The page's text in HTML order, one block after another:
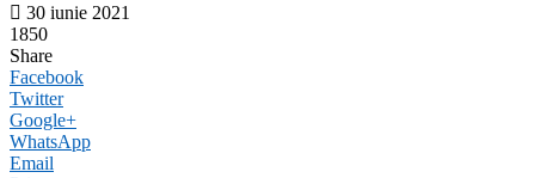
30 iunie 2021
1850
Share
Facebook
Twitter
Google+
WhatsApp
Email